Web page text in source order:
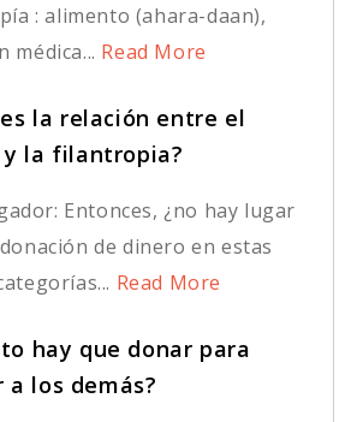
: alimento (ahara-daan),
médica... Read More
es la relación entre el
y la filantropia?
Entonces, ¿no hay lugar
de dinero en estas
Read More
hay que donar para
a los demás?